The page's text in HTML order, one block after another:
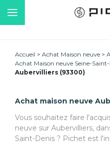
Accueil Achat Maison neuve
Achat Maison neuve Seine-
Aubervilliers (93300)
Achat maison neuve
Vous souhaitez faire
neuve sur Aubervilliers,
Saint-Denis ? Pichet est